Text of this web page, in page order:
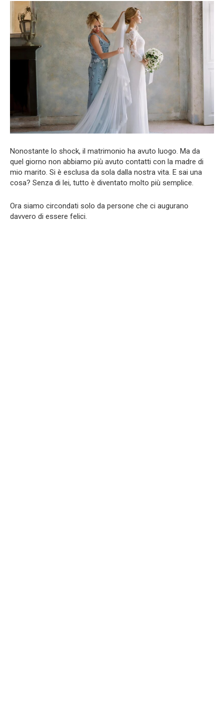
Nonostante lo shock, il matrimonio ha avuto luogo. Ma da
quel giorno non abbiamo più avuto contatti con la madre di
mio marito. Si è esclusa da sola dalla nostra vita. E sai una
cosa? Senza di lei, tutto è diventato molto più semplice.
Ora siamo circondati solo da persone che ci augurano
davvero di essere felici.